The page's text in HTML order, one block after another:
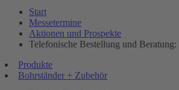
Start
Messetermine
Aktionen und Prospekte
Telefonische Bestellung und
Produkte
Bohrständer + Zubehör